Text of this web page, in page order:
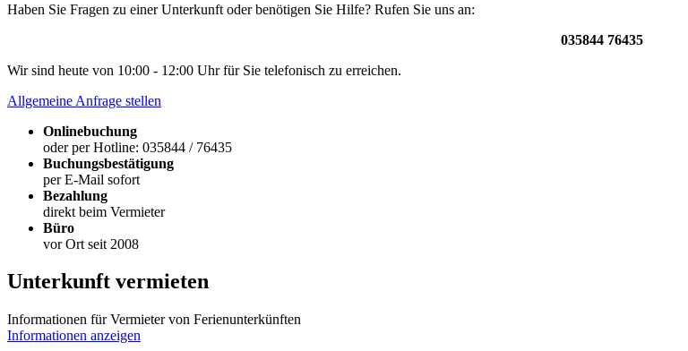
Haben Sie Fragen zu einer Unterkunft oder benötigen Sie Hilfe? Rufen Sie uns an:
035844 76435
Wir sind heute von 10:00 - 12:00 Uhr für Sie telefonisch zu erreichen.
Allgemeine Anfrage stellen
Onlinebuchung
oder per Hotline: 035844 / 76435
Buchungsbestätigung
per E-Mail sofort
Bezahlung
direkt beim Vermieter
Büro
vor Ort seit 2008
Unterkunft vermieten
Informationen für Vermieter von Ferienunterkünften
Informationen anzeigen